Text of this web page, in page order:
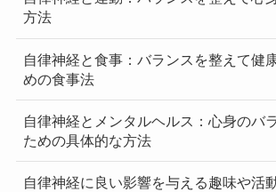
方法
自律神経と食事：バランスを整えて健
めの食事法
自律神経とメンタルヘルス：心身のバ
ための具体的な方法
自律神経に良い影響を与える趣味や活